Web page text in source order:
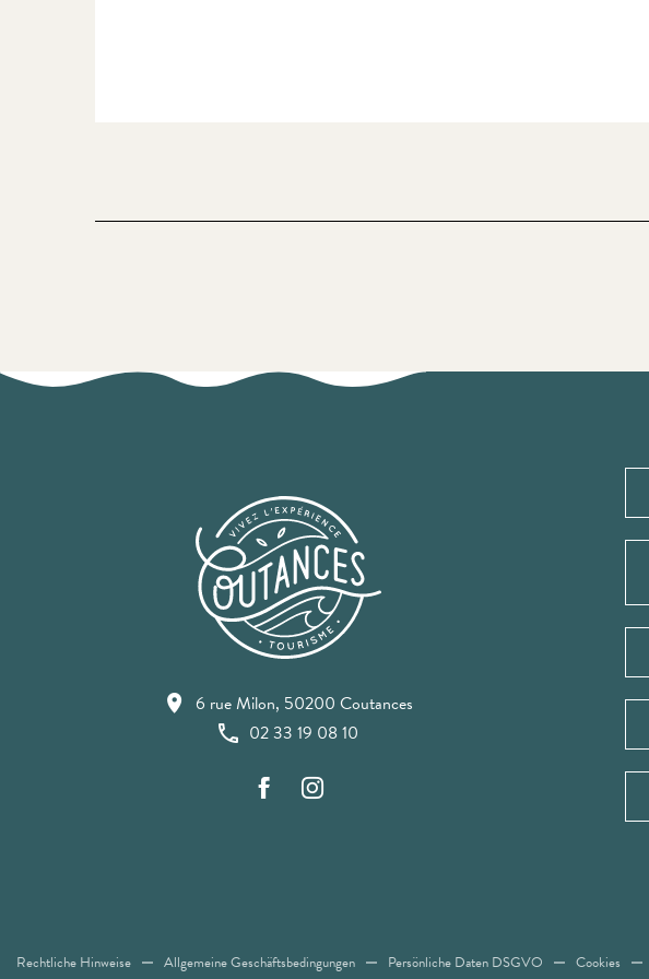
6 rue Milon, 50200 Coutances
02 33 19 08 10
Rechtliche Hinweise Allgemeine Geschäftsbedingungen Persönliche Daten DSGVO Cookies